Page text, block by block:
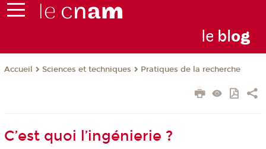
le blog
Accueil Sciences et techniques Pratiques de la recherche
C’est quoi l’ingénierie ?